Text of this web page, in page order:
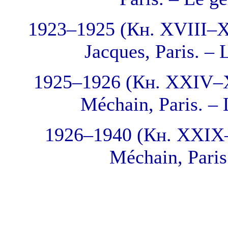
1923–1925 (Кн.
Jacques, Paris. –
1925–1926 (Кн.
Méchain, Paris. –
1926–1940 (Кн.
Méchain,